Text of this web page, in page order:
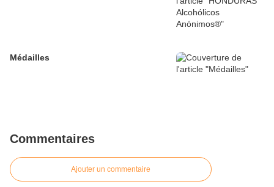
Médailles
Commentaires
Ajouter un commentaire